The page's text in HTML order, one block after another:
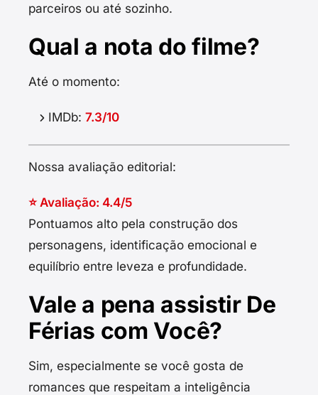
parceiros ou até sozinho.
Qual a nota do filme?
Até o momento:
IMDb: 7.3/10
Nossa avaliação editorial:
⭐ Avaliação: 4.4/5
Pontuamos alto pela construção dos
personagens, identificação emocional e
equilíbrio entre leveza e profundidade.
Vale a pena assistir De
Férias com Você?
Sim, especialmente se você gosta de
romances que respeitam a inteligência